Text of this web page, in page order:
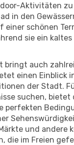
Aktivitäten zu
in den
einer schönen
sie ein kaltes
bringt auch
einen Einblick
der Stadt.
suchen, bietet
perfekten
und andere
die im Freien